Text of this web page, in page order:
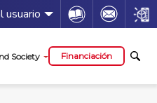
usuario Icon Icon Icon
Society Financiación